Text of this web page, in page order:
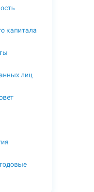
капитала
лиц